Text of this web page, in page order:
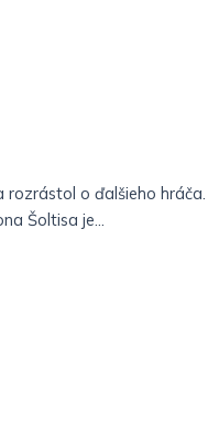
rozrástol o ďalšieho hráča.
Šoltisa je...